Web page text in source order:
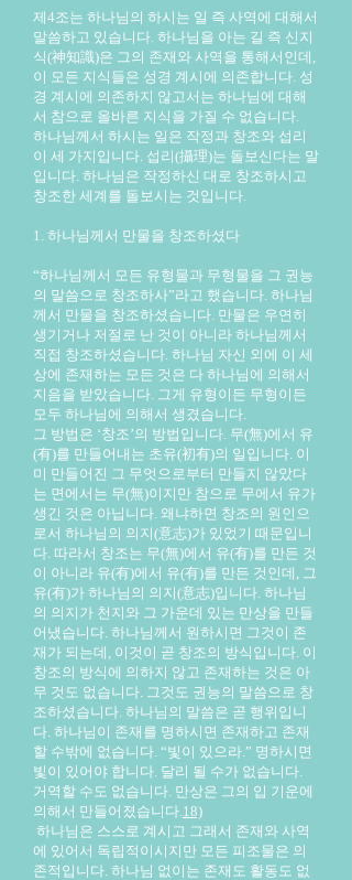
제4조는 하나님의 하시는 일 즉 사역에 대해서
말씀하고 있습니다. 하나님을 아는 길 즉 신지
식(神知識)은 그의 존재와 사역을 통해서인데,
이 모든 지식들은 성경 계시에 의존합니다. 성
경 계시에 의존하지 않고서는 하나님에 대해
서 참으로 올바른 지식을 가질 수 없습니다.
하나님께서 하시는 일은 작정과 창조와 섭리
이 세 가지입니다. 섭리(攝理)는 돌보신다는 말
입니다. 하나님은 작정하신 대로 창조하시고
창조한 세계를 돌보시는 것입니다.
1. 하나님께서 만물을 창조하셨다
“하나님께서 모든 유형물과 무형물을 그 권능
의 말씀으로 창조하사”라고 했습니다. 하나님
께서 만물을 창조하셨습니다. 만물은 우연히
생기거나 저절로 난 것이 아니라 하나님께서
직접 창조하셨습니다. 하나님 자신 외에 이 세
상에 존재하는 모든 것은 다 하나님에 의해서
지음을 받았습니다. 그게 유형이든 무형이든
모두 하나님에 의해서 생겼습니다.
그 방법은 ‘창조’의 방법입니다. 무(無)에서 유
(有)를 만들어내는 초유(初有)의 일입니다. 이
미 만들어진 그 무엇으로부터 만들지 않았다
는 면에서는 무(無)이지만 참으로 무에서 유가
생긴 것은 아닙니다. 왜냐하면 창조의 원인으
로서 하나님의 의지(意志)가 있었기 때문입니
다. 따라서 창조는 무(無)에서 유(有)를 만든 것
이 아니라 유(有)에서 유(有)를 만든 것인데, 그
유(有)가 하나님의 의지(意志)입니다. 하나님
의 의지가 천지와 그 가운데 있는 만상을 만들
어냈습니다. 하나님께서 원하시면 그것이 존
재가 되는데, 이것이 곧 창조의 방식입니다. 이
창조의 방식에 의하지 않고 존재하는 것은 아
무 것도 없습니다. 그것도 권능의 말씀으로 창
조하셨습니다. 하나님의 말씀은 곧 행위입니
다. 하나님이 존재를 명하시면 존재하고 존재
할 수밖에 없습니다. “빛이 있으라.” 명하시면
빛이 있어야 합니다. 달리 될 수가 없습니다.
거역할 수도 없습니다. 만상은 그의 입 기운에
의해서 만들어졌습니다.18)
하나님은 스스로 계시고 그래서 존재와 사역
에 있어서 독립적이시지만 모든 피조물은 의
존적입니다. 하나님 없이는 존재도 활동도 없